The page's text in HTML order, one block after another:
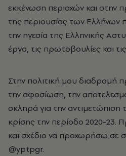
εκκένωση περιοχών και στην
της περιουσίας των Ελλήνων
την ηγεσία της Ελληνικής
έργο, τις πρωτοβουλίες και
Στην πολιτική μου διαδρομή
την αφοσίωση, την
σκληρά για την αντιμετώπιση
κρίσης την περίοδο 2020-
και σχέδιο να προχωρήσω σε
@yptpgr.